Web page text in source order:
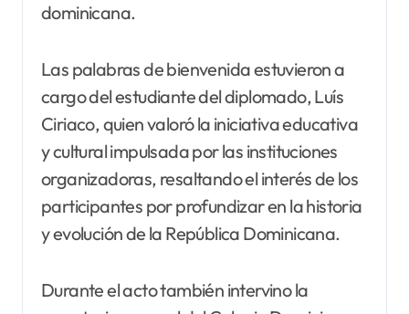
dominicana.
Las palabras de bienvenida estuvieron a
cargo del estudiante del diplomado, Luís
Ciriaco, quien valoró la iniciativa educativa
y cultural impulsada por las instituciones
organizadoras, resaltando el interés de los
participantes por profundizar en la historia
y evolución de la República Dominicana.
Durante el acto también intervino la